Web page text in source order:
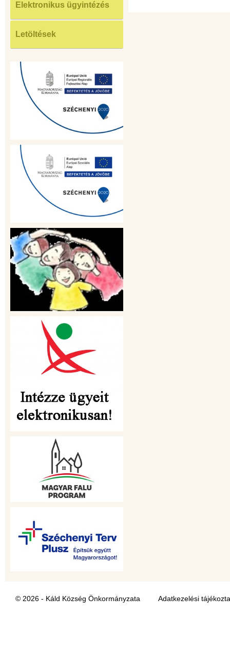
Elektronikus ügyintézés
Letöltések
© 2026 - Káld Község Önkormányzata Adatkezelési